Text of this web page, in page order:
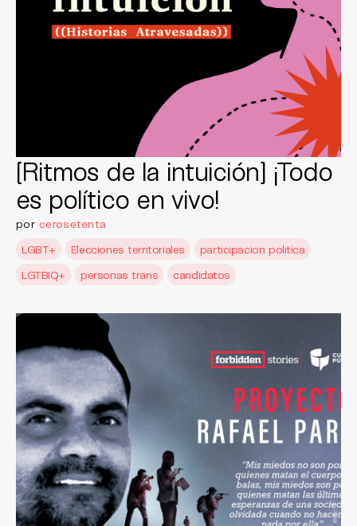
[Ritmos de la intuición] ¡Todo
es político en vivo!
por cerosetenta
LGBT+
Elecciones territoriales
participacion politica
LGTBIQ+
personas trans candidatos